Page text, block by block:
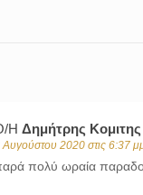
ΗΔημήτρης Κομιτης
Αυγούστου 2020 στις 6:37
πολύ ωραία